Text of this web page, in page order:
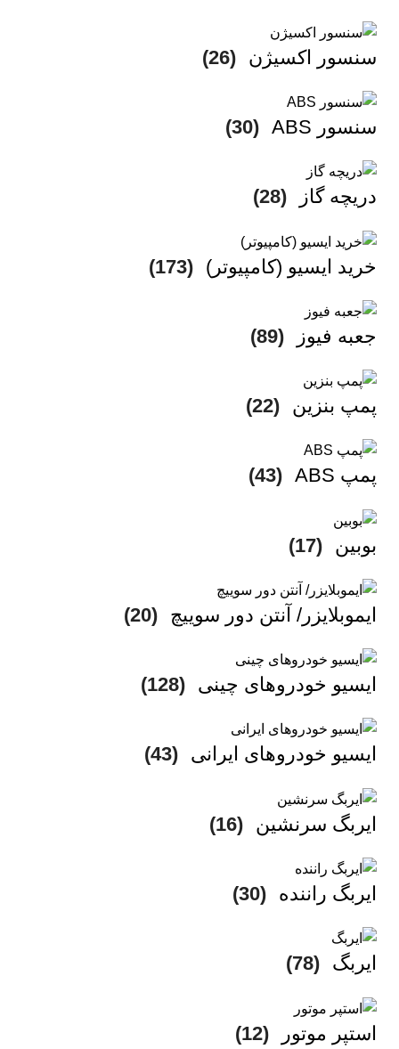
سنسور اکسیژن (26)
سنسور ABS (30)
دریچه گاز (28)
خرید ایسیو (کامپیوتر) (173)
جعبه فیوز (89)
پمپ بنزین (22)
پمپ ABS (43)
بوبین (17)
ایموبلایزر/ آنتن دور سوییچ (20)
ایسیو خودروهای چینی (128)
ایسیو خودروهای ایرانی (43)
ایربگ سرنشین (16)
ایربگ راننده (30)
ایربگ (78)
استپر موتور (12)